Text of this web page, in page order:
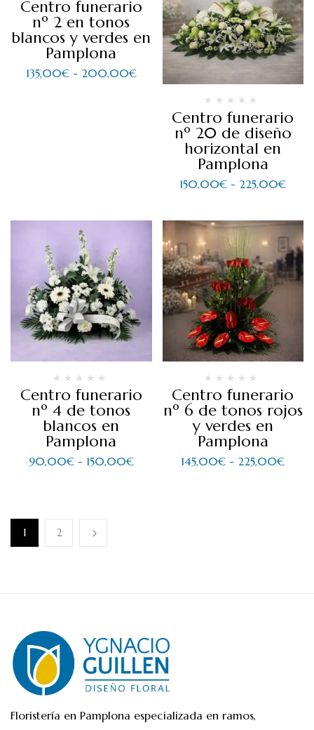
Centro funerario
nº 2 en tonos
blancos y verdes en
Pamplona
135,00€ - 200,00€
Centro funerario
nº 20 de diseño
horizontal en
Pamplona
150,00€ - 225,00€
Centro funerario
nº 4 de tonos
blancos en
Pamplona
90,00€ - 150,00€
Centro funerario
nº 6 de tonos rojos
y verdes en
Pamplona
145,00€ - 225,00€
1 2
Floristería en Pamplona especializada en ramos,